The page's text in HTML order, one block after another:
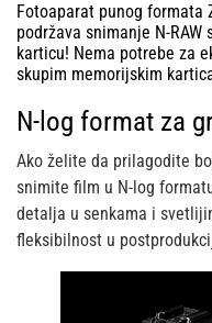
Fotoaparat punog formata
podržava snimanje N-
karticu! Nema potrebe za
skupim memorijskim
N-log format za
Ako želite da prilagodite
snimite film u N-log
detalja u senkama i
fleksibilnost u